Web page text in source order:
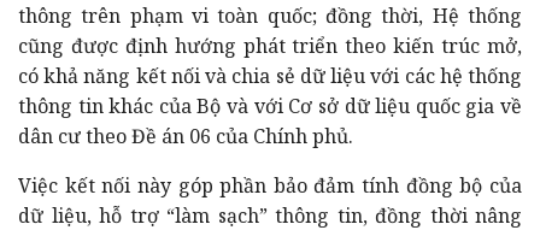
thông trên phạm vi toàn quốc; đồng thời, Hệ thống
cũng được định hướng phát triển theo kiến trúc mở,
có khả năng kết nối và chia sẻ dữ liệu với các hệ thống
thông tin khác của Bộ và với Cơ sở dữ liệu quốc gia về
dân cư theo Đề án 06 của Chính phủ.
Việc kết nối này góp phần bảo đảm tính đồng bộ của
dữ liệu, hỗ trợ “làm sạch” thông tin, đồng thời nâng